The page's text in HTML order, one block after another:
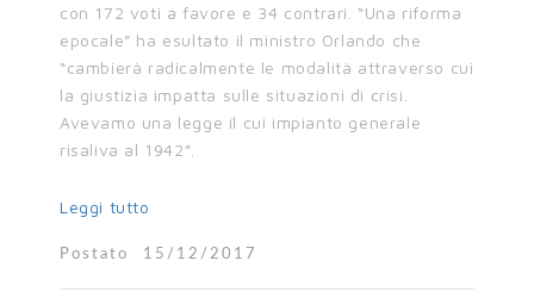
con 172 voti a favore e 34 contrari. “Una riforma
epocale” ha esultato il ministro Orlando che
“cambierà radicalmente le modalità attraverso cui
la giustizia impatta sulle situazioni di crisi.
Avevamo una legge il cui impianto generale
risaliva al 1942”.
Leggi tutto
Postato 15/12/2017